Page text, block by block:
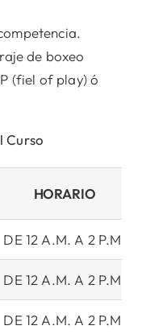
de boxeo
(fiel of play) ó
Curso
HORARIO
DE 12 A.M. A 2 P.M.
DE 12 A.M. A 2 P.M.
DE 12 A.M. A 2 P.M.